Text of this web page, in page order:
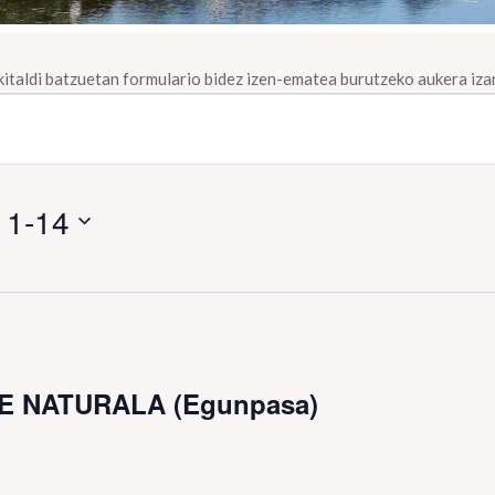
batzuetan formulario bidez izen-ematea burutzeko aukera
14
NATURALA (Egunpasa)